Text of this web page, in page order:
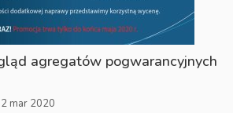
agregatów pogwarancyjnych
mar 2020